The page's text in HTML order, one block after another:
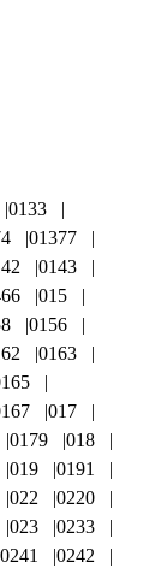
0133
01377
0143
015
0156
0163
017
0179
018
019
0191
022
0220
023
0233
0241 0242